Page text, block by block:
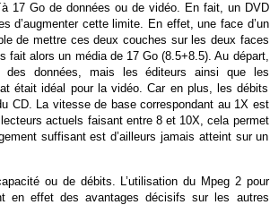
17 Go de données ou de vidéo. En fait, un DVD
d’augmenter cette limite. En effet, une face d’un
de mettre ces deux couches sur les deux faces
fait alors un média de 17 Go (8.5+8.5). Au départ,
données, mais les éditeurs ainsi que les
était idéal pour la vidéo. Car en plus, les débits
CD. La vitesse de base correspondant au 1X est
actuels faisant entre 8 et 10X, cela permet
suffisant est d’ailleurs jamais atteint sur un
ou de débits. L’utilisation du Mpeg 2 pour
en effet des avantages décisifs sur les autres